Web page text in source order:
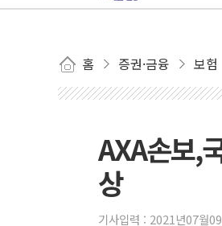
홈 증권·금융 보험
AXA손보,
상
기사입력 : 2021년07월